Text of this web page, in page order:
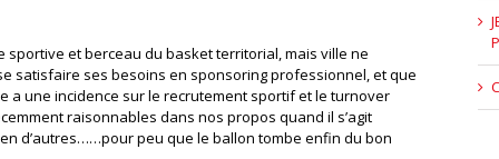
sportive et berceau du basket territorial, mais ville ne
satisfaire ses besoins en sponsoring professionnel, et que
a une incidence sur le recrutement sportif et le turnover
raisonnables dans nos propos quand il s’agit
d’autres……pour peu que le ballon tombe enfin du bon